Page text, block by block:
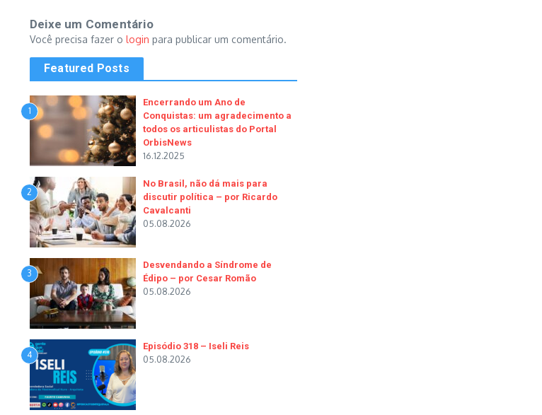
Deixe um Comentário
Você precisa fazer o login para publicar um comentário.
Featured Posts
1
Encerrando um Ano de
Conquistas: um agradecimento a
todos os articulistas do Portal
OrbisNews
16.12.2025
2
No Brasil, não dá mais para
discutir política – por Ricardo
Cavalcanti
05.08.2026
3
Desvendando a Síndrome de
Édipo – por Cesar Romão
05.08.2026
4
Episódio 318 – Iseli Reis
05.08.2026